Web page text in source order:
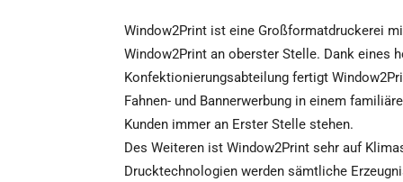
Window2Print ist eine Großformatdruckerei
Window2Print an oberster Stelle. Dank eines
Konfektionierungsabteilung fertigt
Fahnen- und Bannerwerbung in einem
Kunden immer an Erster Stelle stehen.
Des Weiteren ist Window2Print sehr auf
Drucktechnologien werden sämtliche